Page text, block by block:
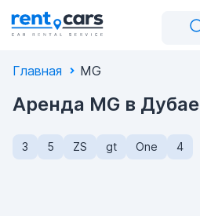
Главная MG
Аренда MG в Дубае
3 5 ZS gt One 4